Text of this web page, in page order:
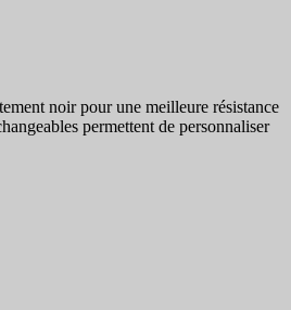
noir pour une meilleure résistance
permettent de personnaliser